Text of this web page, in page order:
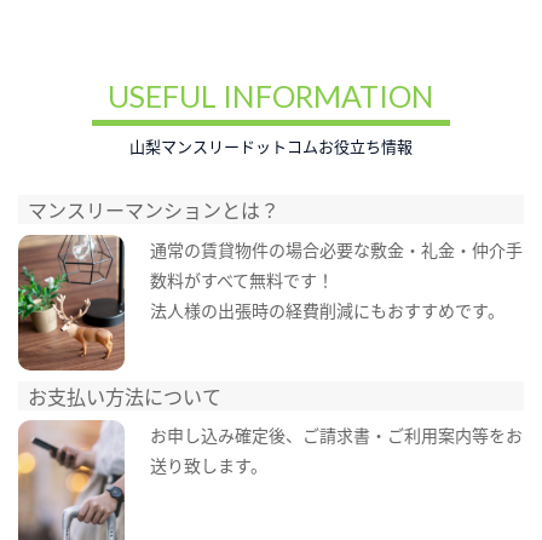
USEFUL INFORMATION
山梨マンスリードットコムお役立ち情報
マンスリーマンションとは？
通常の賃貸物件の場合必要な敷金・礼金・仲介手
数料がすべて無料です！
法人様の出張時の経費削減にもおすすめです。
お支払い方法について
お申し込み確定後、ご請求書・ご利用案内等をお
送り致します。